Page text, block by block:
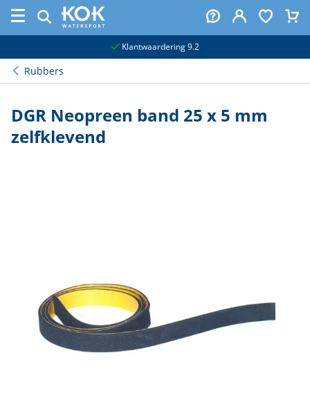
Klantwaardering 9.2
Rubbers
DGR Neopreen band 25 x 5 mm
zelfklevend